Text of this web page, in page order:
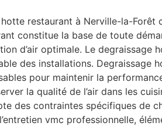
restaurant à Nerville-la-Forêt
constitue la base de toute
d’air optimale. Le
des installations.
pour maintenir la
la qualité de l’air dans les
des contraintes spécifiques de
vmc professionnelle,